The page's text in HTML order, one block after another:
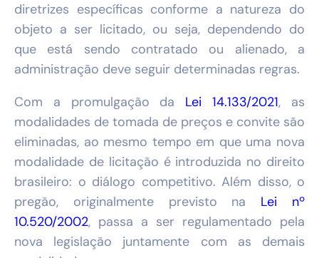
diretrizes específicas conforme a natureza do
objeto a ser licitado, ou seja, dependendo do
que está sendo contratado ou alienado, a
administração deve seguir determinadas regras.
Com a promulgação da Lei 14.133/2021, as
modalidades de tomada de preços e convite são
eliminadas, ao mesmo tempo em que uma nova
modalidade de licitação é introduzida no direito
brasileiro: o diálogo competitivo. Além disso, o
pregão, originalmente previsto na Lei nº
10.520/2002, passa a ser regulamentado pela
nova legislação juntamente com as demais